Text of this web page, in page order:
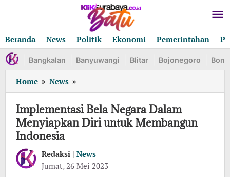
Beranda
News Politik Ekonomi Pemerintahan
Bangkalan Banyuwangi Blitar Bojonegoro
Home » News »
Bela
Negara
Dalam
Menyiapkan
untuk
Membangun
Indonesia
Implementasi Bela Negara Dalam
Menyiapkan Diri untuk Membangun
Indonesia
Redaksi | News
Jumat, 26 Mei 2023